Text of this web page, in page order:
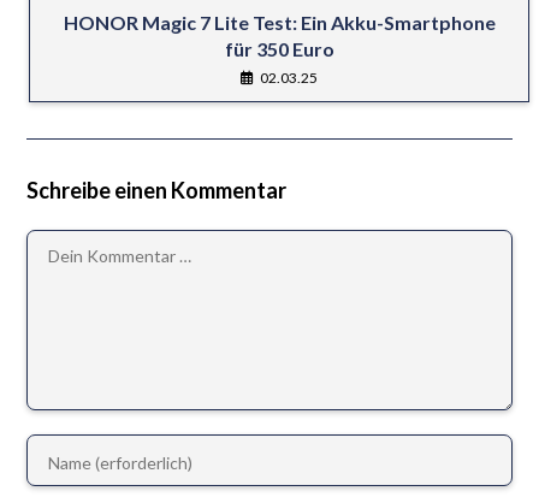
HONOR Magic 7 Lite Test: Ein Akku-Smartphone
für 350 Euro
02.03.25
Schreibe einen Kommentar